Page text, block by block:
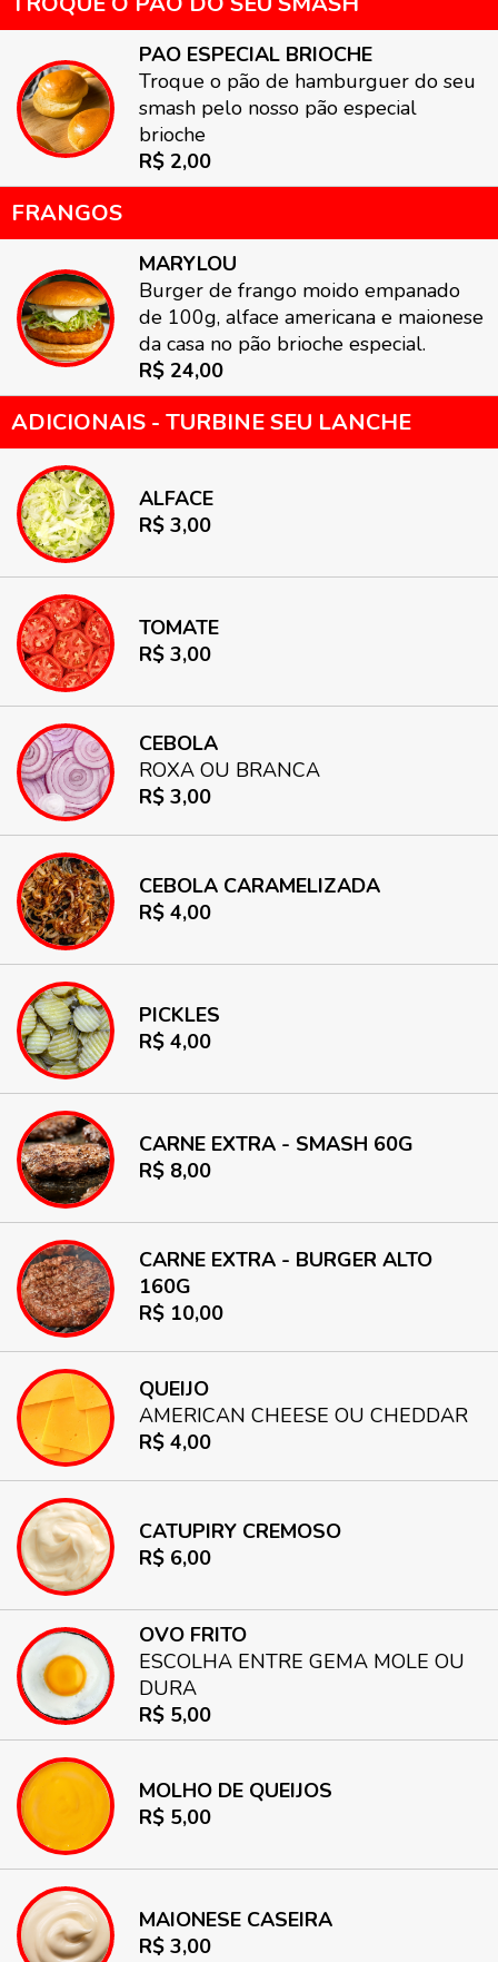
PAO ESPECIAL BRIOCHE
Troque o pão de hamburguer do seu
smash pelo nosso pão especial
brioche
R$ 2,00
FRANGOS
MARYLOU
Burger de frango moido empanado
de 100g, alface americana e maionese
da casa no pão brioche especial.
R$ 24,00
ADICIONAIS - TURBINE SEU LANCHE
ALFACE
R$ 3,00
TOMATE
R$ 3,00
CEBOLA
ROXA OU BRANCA
R$ 3,00
CEBOLA CARAMELIZADA
R$ 4,00
PICKLES
R$ 4,00
CARNE EXTRA - SMASH 60G
R$ 8,00
CARNE EXTRA - BURGER ALTO
160G
R$ 10,00
QUEIJO
AMERICAN CHEESE OU CHEDDAR
R$ 4,00
CATUPIRY CREMOSO
R$ 6,00
OVO FRITO
ESCOLHA ENTRE GEMA MOLE OU
DURA
R$ 5,00
MOLHO DE QUEIJOS
R$ 5,00
MAIONESE CASEIRA
R$ 3,00